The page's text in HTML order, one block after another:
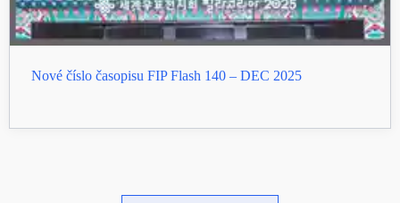
Nové číslo časopisu FIP Flash 140 – DEC 2025